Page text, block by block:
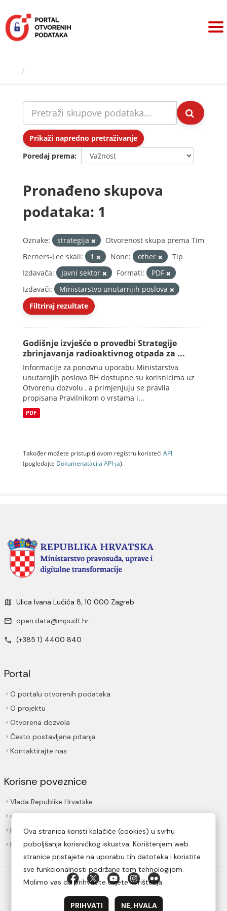
sadržaj
Prikaži napredno pretraživanje
Poredaj prema
Pronađeno skupova
podataka: 1
Oznake: strategija
Otvorenost skupa prema Tim
Berners-Lee skali:
1 None: other
Tip
Izdavača:
Javni sektor Formati:
PDF
Izdavači:
Ministarstvo unutarnjih poslova
Filtriraj rezultate
Godišnje izvješće o provedbi Strategije
zbrinjavanja radioaktivnog otpada za ...
Informacije za ponovnu uporabu Ministarstva
unutarnjih poslova RH dostupne su korisnicima uz
Otvorenu dozvolu , a primjenjuju se pravila
propisana Pravilnikom o vrstama i...
PDF
Također možete pristupiti ovom registru koristeći API
(pogledajte Dokumenаtаcijа API-jа).